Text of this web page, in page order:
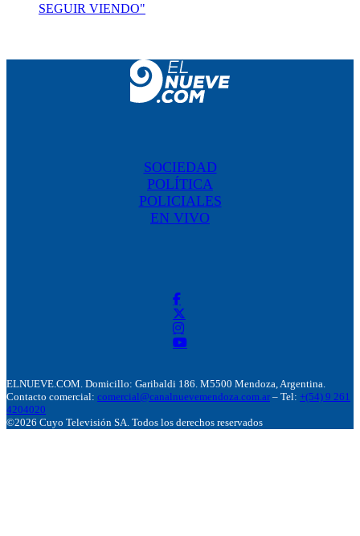
SEGUIR VIENDO"
SOCIEDAD
POLÍTICA
POLICIALES
EN VIVO
ELNUEVE.COM. Domicillo: Garibaldi 186. M5500 Mendoza, Argentina.
Contacto comercial: comercial@canalnuevemendoza.com.ar – Tel: +(54) 9 261
4204020
©2026 Cuyo Televisión SA. Todos los derechos reservados